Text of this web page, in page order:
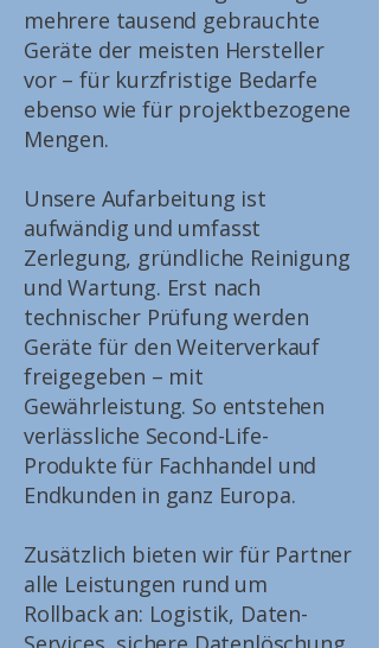
mehrere tausend gebrauchte
Geräte der meisten Hersteller
vor – für kurzfristige Bedarfe
ebenso wie für projektbezogene
Mengen.
Unsere Aufarbeitung ist
aufwändig und umfasst
Zerlegung, gründliche Reinigung
und Wartung. Erst nach
technischer Prüfung werden
Geräte für den Weiterverkauf
freigegeben – mit
Gewährleistung. So entstehen
verlässliche Second-Life-
Produkte für Fachhandel und
Endkunden in ganz Europa.
Zusätzlich bieten wir für Partner
alle Leistungen rund um
Rollback an: Logistik, Daten-